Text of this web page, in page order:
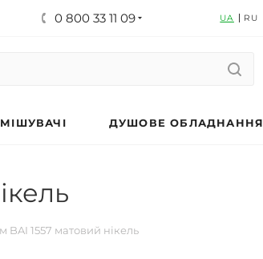
0 800 33 11 09 UA RU
ДУШОВЕ ОБЛАДНАННЯ
1557 матовий нікель